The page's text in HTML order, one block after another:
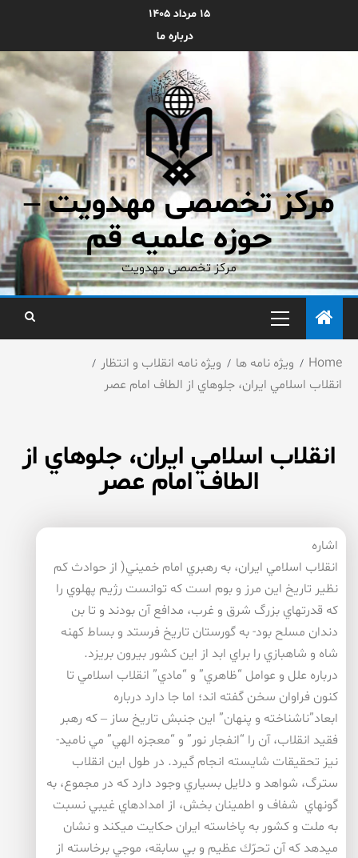
۱۵ مرداد ۱۴۰۵
درباره ما
مرکز تخصصی مهدویت –
حوزه علمیه قم
مرکز تخصصی مهدویت
Home ویژه نامه ها
ویژه نامه انقلاب و انتظار
انقلاب اسلامي ايران، جلوهاي از الطاف امام عصر
انقلاب اسلامي ايران، جلوهاي از
الطاف امام عصر
اشاره
انقلاب اسلامي ايران، به رهبري امام خميني( از حوادث كم
نظير تاريخ اين مرز و بوم است كه توانست رژيم پهلوي را
كه قدرتهاي بزرگ شرق و غرب، مدافع آن بودند و تا بن
دندان مسلح بود- به گورستان تاريخ فرستد و بساط كهنه
شاه و شاهبازي را براي ابد از اين كشور بيرون بريزد.
درباره علل و عوامل “ظاهري” و “مادي” انقلاب اسلامي تا
كنون فراوان سخن گفته اند؛ اما جا دارد درباره
ابعاد”ناشناخته و پنهان” اين جنبش تاريخ ساز – كه رهبر
فقيد انقلاب، آن را “انفجار نور” و “معجزه الهي” مي ناميد-
نيز تحقيقات شايسته انجام گيرد. در طول اين انقلاب
سترگ، شواهد و دلايل بسياري وجود دارد كه در مجموع، به
گونهاي شفاف و اطمينان بخش، از امدادهاي غيبي نسبت
به ملت و كشور به پاخاسته ايران حكايت ميكند و نشان
ميدهد كه آن تحرّك عظيم و بي سابقه، موجي برخاسته از